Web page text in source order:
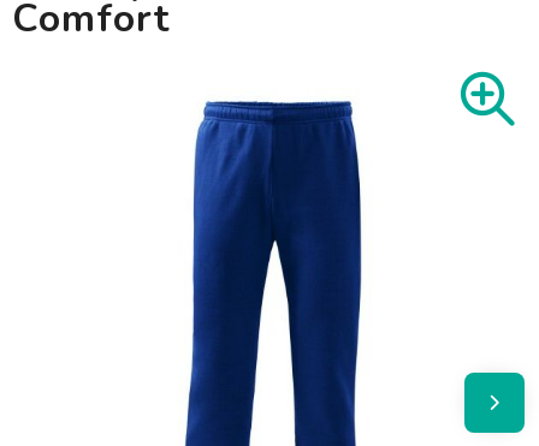
Kleding
Comfort